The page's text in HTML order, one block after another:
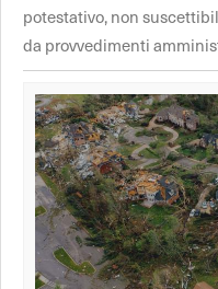
potestativo, non
da provvedimenti